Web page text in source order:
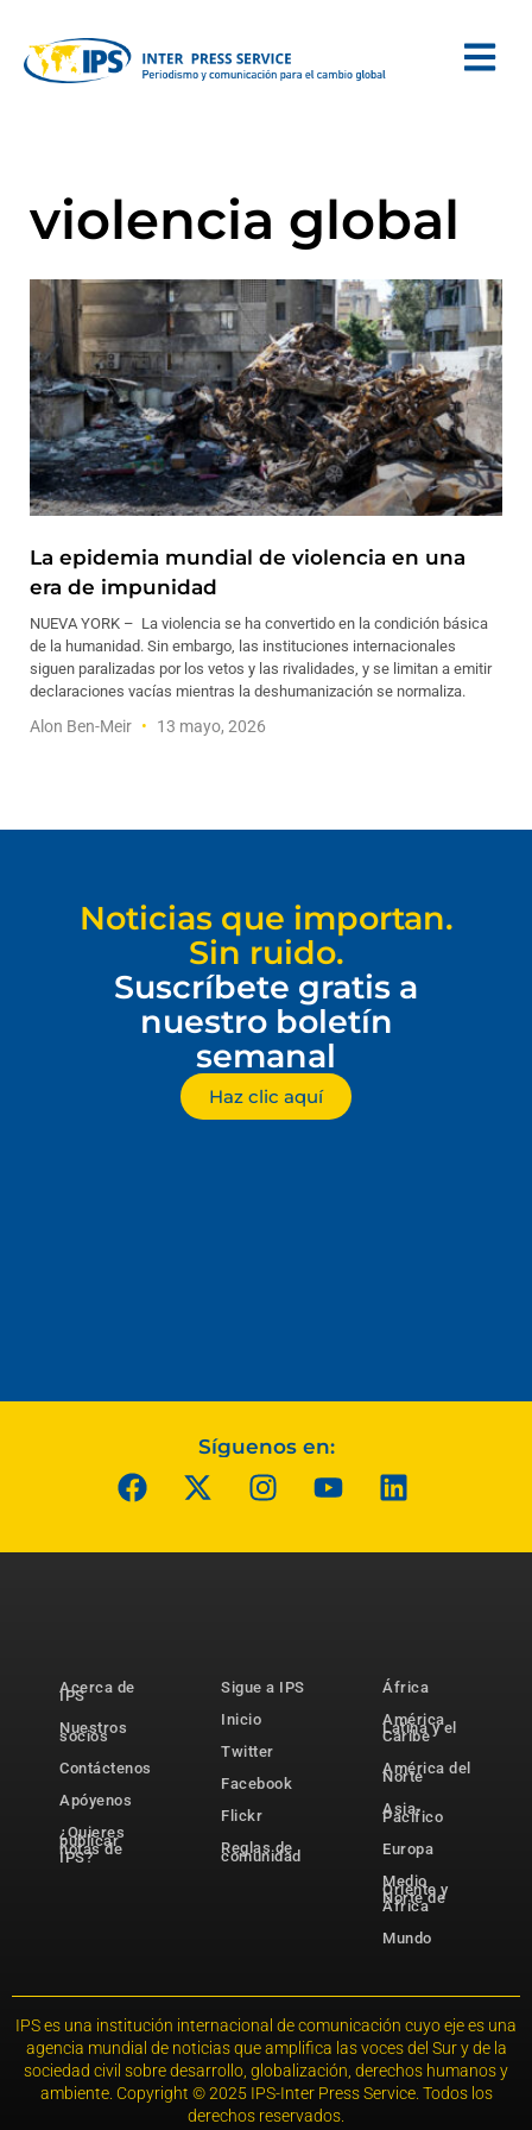
violencia global
La epidemia mundial de violencia en una
era de impunidad
NUEVA YORK – La violencia se ha convertido en la condición básica
de la humanidad. Sin embargo, las instituciones internacionales
siguen paralizadas por los vetos y las rivalidades, y se limitan a emitir
declaraciones vacías mientras la deshumanización se normaliza.
Alon Ben-Meir 13 mayo, 2026
Noticias que importan.
Sin ruido.
Suscríbete gratis a
nuestro boletín
semanal
Haz clic aquí
Síguenos en:
Acerca de
IPS
Nuestros
socios
Contáctenos
Apóyenos
¿Quieres
publicar
notas de
IPS?
Sigue a IPS
Inicio
Twitter
Facebook
Flickr
Reglas de
comunidad
África
América
Latina y el
Caribe
América del
Norte
Asia-
Pacífico
Europa
Medio
Oriente y
Norte de
África
Mundo
IPS es una institución internacional de comunicación cuyo eje es una
agencia mundial de noticias que amplifica las voces del Sur y de la
sociedad civil sobre desarrollo, globalización, derechos humanos y
ambiente. Copyright © 2025 IPS-Inter Press Service. Todos los
derechos reservados.